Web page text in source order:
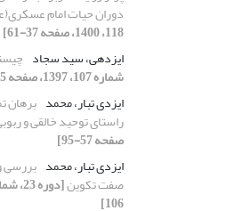
دوران حیات امام
118، 1400، صفحه 37-61]
ایزدهی، سید سجاد
شماره 107، 1397، صفحه 85-106]
ایزدی تبار، محمد برهان
راستای توحید خالقی و
صفحه 57-95]
ایزدی تبار، محمد بررسی
صفت تکوین
106]